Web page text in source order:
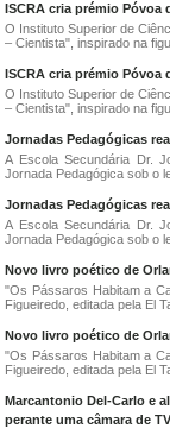
ISCRA cria prémio Póvoa
O Instituto Superior de
– Cientista", inspirado na
ISCRA cria prémio Póvoa
O Instituto Superior de
– Cientista", inspirado na
Jornadas Pedagógicas
A Escola Secundária Dr.
Jornada Pedagógica sob o
Jornadas Pedagógicas
A Escola Secundária Dr.
Jornada Pedagógica sob o
Novo livro poético de
"Os Pássaros Habitam a
Figueiredo, editada pela El
Novo livro poético de
"Os Pássaros Habitam a
Figueiredo, editada pela El
Marcantonio Del-Carlo e
perante uma câmara de